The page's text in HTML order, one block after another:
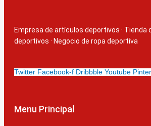
Empresa de artículos deportivos · Tienda
deportivos · Negocio de ropa deportiva
Twitter Facebook-f Dribbble Youtube
Menu Principal